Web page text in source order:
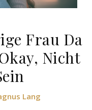
Frau Da
Nicht
Lang